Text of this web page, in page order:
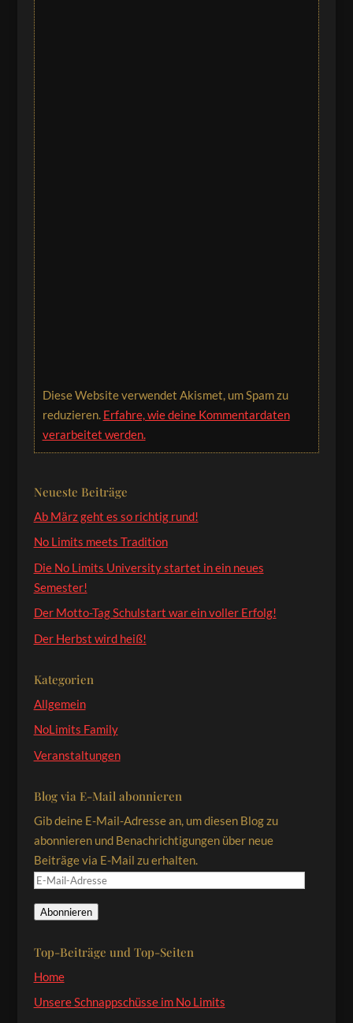
Diese Website verwendet Akismet, um Spam zu
reduzieren. Erfahre, wie deine Kommentardaten
verarbeitet werden.
Neueste Beiträge
Ab März geht es so richtig rund!
No Limits meets Tradition
Die No Limits University startet in ein neues
Semester!
Der Motto-Tag Schulstart war ein voller Erfolg!
Der Herbst wird heiß!
Kategorien
Allgemein
NoLimits Family
Veranstaltungen
Blog via E-Mail abonnieren
Gib deine E-Mail-Adresse an, um diesen Blog zu
abonnieren und Benachrichtigungen über neue
Beiträge via E-Mail zu erhalten.
E-
Adresse
Abonnieren
Top-Beiträge und Top-Seiten
Home
Unsere Schnappschüsse im No Limits